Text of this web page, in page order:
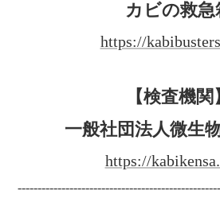
カビの救急
https://
【検査機関
一般社団法人微生
https://